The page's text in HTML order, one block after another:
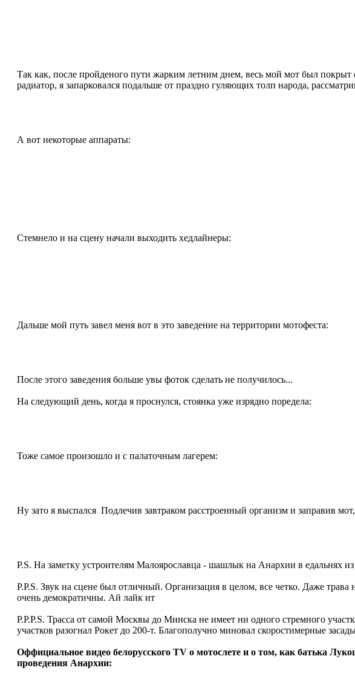
Так как, после пройденого пути жарким летним днем, весь мой мот был
радиатор, я запарковался подальше от праздно гуляющих толп народа,
А вот некоторые аппараты:
Стемнело и на сцену начали выходить хедлайнеры:
Дальше мой путь завел меня вот в это заведение на территории мотофеста:
После этого заведения больше увы фоток сделать не получилось...
На следующий день, когда я проснулся, стоянка уже изрядно поредела:
Тоже самое произошло и с палаточным лагерем:
Ну зато я выспался Подлечив завтраком расстроенный организм и заправив
P.S. На заметку устроителям Малоярославца - шашлык на Анархии в едальнях
P.P.S. Звук на сцене был отличный. Организация в целом, все четко. Даже
очень демократичны. Ай лайк ит
P.P.P.S. Трасса от самой Москвы до Минска не имеет ни одного стремного
участков разогнал Рокет до 200-т. Благополучно миновал скоростимерные
Оффициальное видео белорусского TV о мотослете и о том, как батька
проведения Анархии: